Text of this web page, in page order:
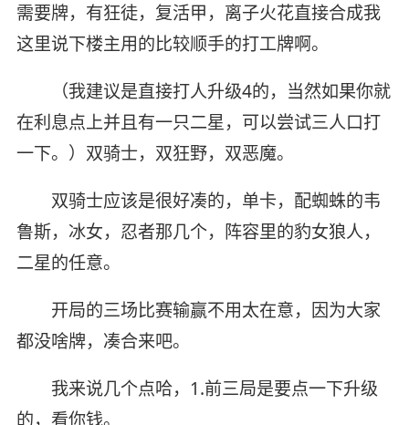
需要牌，有狂徒，复活甲，离子火花直接合成我
这里说下楼主用的比较顺手的打工牌啊。
（我建议是直接打人升级4的，当然如果你就
在利息点上并且有一只二星，可以尝试三人口打
一下。）双骑士，双狂野，双恶魔。
双骑士应该是很好凑的，单卡，配蜘蛛的韦
鲁斯，冰女，忍者那几个，阵容里的豹女狼人，
二星的任意。
开局的三场比赛输赢不用太在意，因为大家
都没啥牌，凑合来吧。
我来说几个点哈，1.前三局是要点一下升级
的，看你钱。